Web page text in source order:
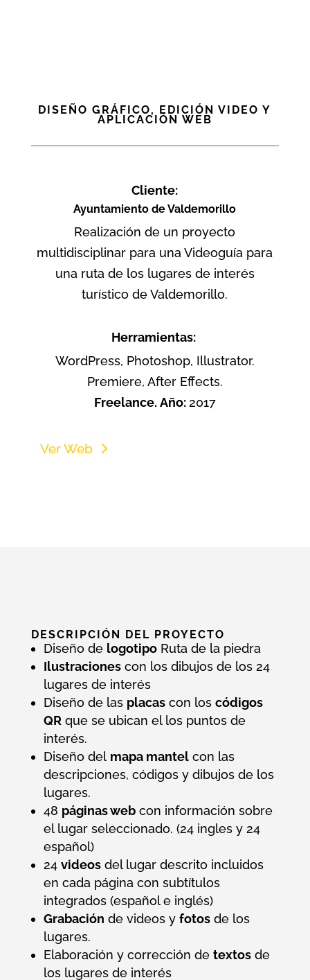
DISEÑO GRÁFICO, EDICIÓN VIDEO Y
APLICACIÓN WEB
Cliente:
Ayuntamiento de Valdemorillo
Realización de un proyecto
multidisciplinar para una Videoguía para
una ruta de los lugares de interés
turístico de Valdemorillo.
Herramientas:
WordPress, Photoshop, Illustrator.
Premiere, After Effects.
Freelance. Año: 2017
Ver Web
DESCRIPCIÓN DEL PROYECTO
Diseño de logotipo Ruta de la piedra
Ilustraciones con los dibujos de los 24
lugares de interés
Diseño de las placas con los códigos
QR que se ubican el los puntos de
interés.
Diseño del mapa mantel con las
descripciones, códigos y dibujos de los
lugares.
48 páginas web con información sobre
el lugar seleccionado. (24 ingles y 24
español)
24 videos del lugar descrito incluidos
en cada página con subtítulos
integrados (español e inglés)
Grabación de videos y fotos de los
lugares.
Elaboración y corrección de textos de
los lugares de interés